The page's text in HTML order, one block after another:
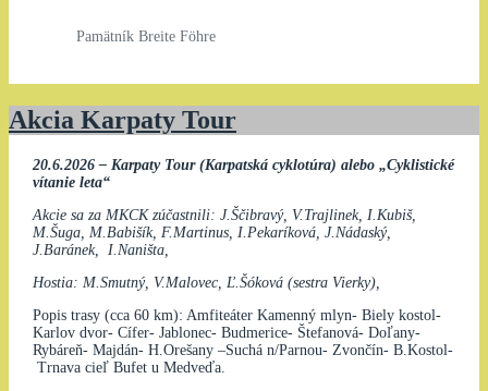
Pamätník Breite Föhre
Akcia Karpaty Tour
20.6.2026 – Karpaty Tour (Karpatská cyklotúra) alebo „Cyklistické
vítanie leta“
Akcie sa za MKCK zúčastnili: J.Ščibravý, V.Trajlinek, I.Kubiš,
M.Šuga, M.Babišík, F.Martinus, I.Pekaríková, J.Nádaský,
J.Baránek, I.Naništa,
Hostia: M.Smutný, V.Malovec, Ľ.Šóková (sestra Vierky),
Popis trasy (cca 60 km): Amfiteáter Kamenný mlyn- Biely kostol-
Karlov dvor- Cífer- Jablonec- Budmerice- Štefanová- Doľany-
Rybáreň- Majdán- H.Orešany –Suchá n/Parnou- Zvončín- B.Kostol-
Trnava cieľ Bufet u Medveďa.